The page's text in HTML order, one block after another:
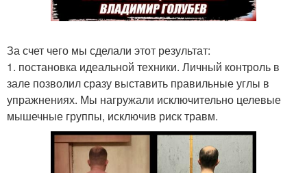
За счет чего мы сделали этот результат:
1. постановка идеальной техники. Личный контроль в
зале позволил сразу выставить правильные углы в
упражнениях. Мы нагружали исключительно целевые
мышечные группы, исключив риск травм.